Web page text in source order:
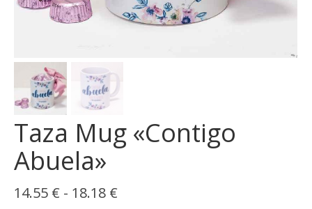
Taza Mug «Contigo
Abuela»
14.55 € - 18.18 €